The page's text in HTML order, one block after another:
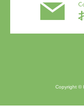
Copyright ©